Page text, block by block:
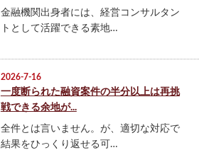
金融機関出身者には、経営コンサルタン
トとして活躍できる素地…
2026-7-16
一度断られた融資案件の半分以上は再挑
戦できる余地が...
全件とは言いません。が、適切な対応で
結果をひっくり返せる可…